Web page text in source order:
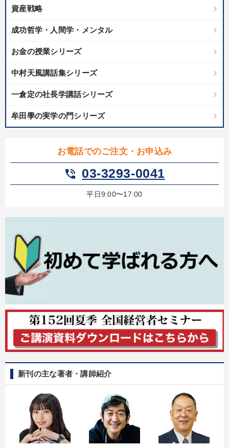
資産戦略
成功哲学・人間学・メンタル
お金の授業シリーズ
中村天風講話集シリーズ
一倉定の社長学講話シリーズ
牟田學の実学の門シリーズ
お電話でのご注文・お申込み
phone_in_talk 03-3293-0041
平日9:00〜17:00
新刊の主な著者・講師紹介